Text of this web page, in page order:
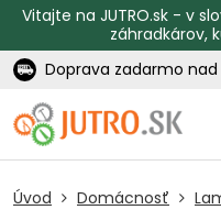
Vitajte na JUTRO.sk - v
záhradkárov,
Doprava zadarmo
Úvod Domácnosť